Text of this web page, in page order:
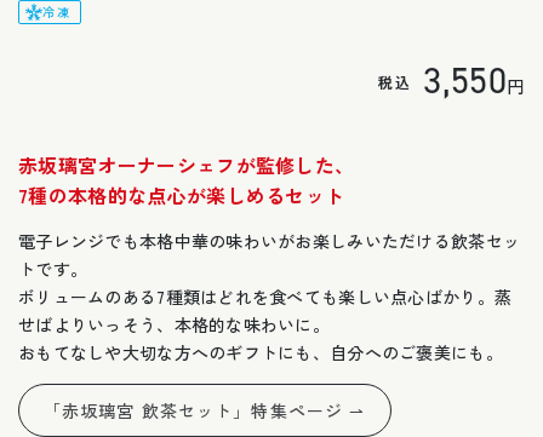
冷凍
税込
通
格
3,550円
赤坂璃宮オーナーシェフが監修した、
7種の本格的な点心が楽しめるセット
電子レンジでも本格中華の味わいがお楽しみいただける飲茶セッ
トです。
ボリュームのある7種類はどれを食べても楽しい点心ばかり。蒸
せばよりいっそう、本格的な味わいに。
おもてなしや大切な方へのギフトにも、自分へのご褒美にも 。
「赤坂璃宮 飲茶セット」特集ページ ⇀